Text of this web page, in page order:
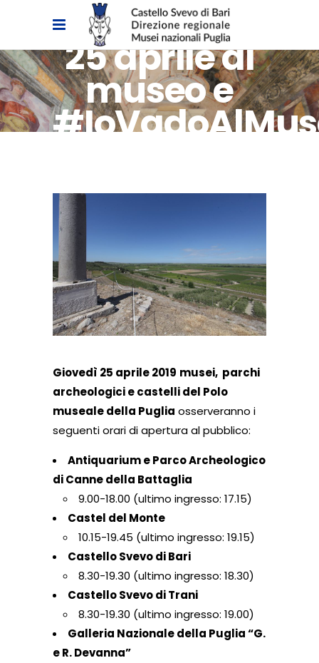
25 aprile al
museo e
Giovedì 25 aprile 2019 musei, parchi
archeologici e castelli del Polo
museale della Puglia osserveranno i
seguenti orari di apertura al pubblico:
Antiquarium e Parco Archeologico
di Canne della Battaglia
9.00-18.00 (ultimo ingresso: 17.15)
Castel del Monte
10.15-19.45 (ultimo ingresso: 19.15)
Castello Svevo di Bari
8.30-19.30 (ultimo ingresso: 18.30)
Castello Svevo di Trani
8.30-19.30 (ultimo ingresso: 19.00)
Galleria Nazionale della Puglia “G.
e R. Devanna”